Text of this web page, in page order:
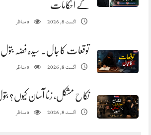
کے احکامات
اگست 8, 2026 0مناظر
توقعات کا جال. سیدہ فضہ بتول
اگست 8, 2026 0مناظر
نکاح مشکل، زنا آسان کیوں؟
اگست 8, 2026 0مناظر